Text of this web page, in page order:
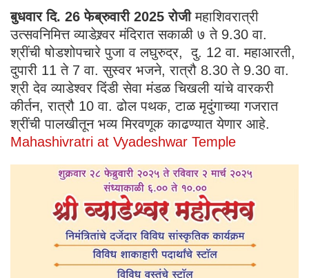
बुधवार दि. 26 फेब्रुवारी 2025 रोजीमहाशिवरात्री
उत्सवनिमित्त व्याडेश्र्वर मंदिरात सकाळी ७ ते 9.30 वा.
श्रींची षोडशोपचारे पुजा व लघुरुद्र, दु. 12 वा. महाआरती,
दुपारी 11 ते 7 वा. सुस्वर भजने, रात्रौ 8.30 ते 9.30 वा.
श्री देव व्याडेश्वर दिंडी सेवा मंडळ चिखली यांचे वारकरी
कीर्तन, रात्रौ 10 वा. ढोल पथक, टाळ मृदुंगाच्या गजरात
श्रींची पालखीतून भव्य मिरवणूक काढण्यात येणार आहे.
Mahashivratri at Vyadeshwar Temple